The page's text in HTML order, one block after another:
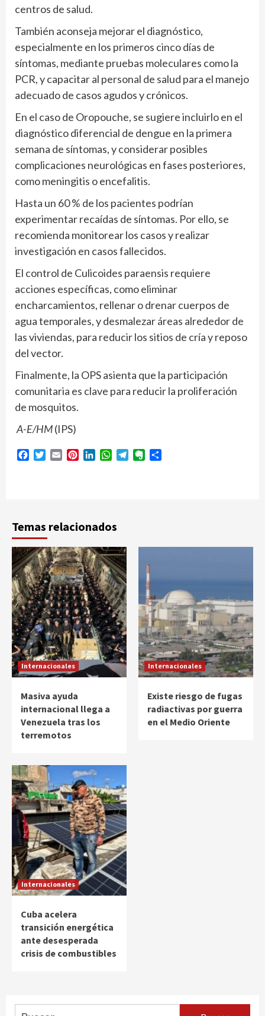
centros de salud.
También aconseja mejorar el diagnóstico,
especialmente en los primeros cinco días de
síntomas, mediante pruebas moleculares como la
PCR, y capacitar al personal de salud para el manejo
adecuado de casos agudos y crónicos.
En el caso de Oropouche, se sugiere incluirlo en el
diagnóstico diferencial de dengue en la primera
semana de síntomas, y considerar posibles
complicaciones neurológicas en fases posteriores,
como meningitis o encefalitis.
Hasta un 60 % de los pacientes podrían
experimentar recaídas de síntomas. Por ello, se
recomienda monitorear los casos y realizar
investigación en casos fallecidos.
El control de Culicoides paraensis requiere
acciones específicas, como eliminar
encharcamientos, rellenar o drenar cuerpos de
agua temporales, y desmalezar áreas alrededor de
las viviendas, para reducir los sitios de cría y reposo
del vector.
Finalmente, la OPS asienta que la participación
comunitaria es clave para reducir la proliferación
de mosquitos.
A-E/HM(IPS)
Facebook
Twitter
Email PinterestLinkedInWhatsApp
TelegramEvernote
Temas relacionados
Internacionales
Masiva ayuda
internacional llega a
Venezuela tras los
terremotos
Internacionales
Existe riesgo de fugas
radiactivas por guerra
en el Medio Oriente
Internacionales
Cuba acelera
transición energética
ante desesperada
crisis de combustibles
Buscar: